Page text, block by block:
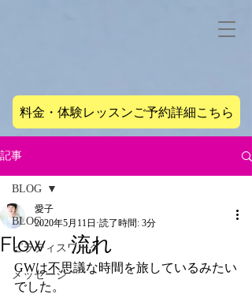
料金・体験レッスンご予約詳細こちら
記事
BLOG
ピラティスワーク
メッセージ
BLOG
Flow 流れ
愛子
2020年5月11日 読了時間: 3分
GWは不思議な時間を旅しているみたい
でした。